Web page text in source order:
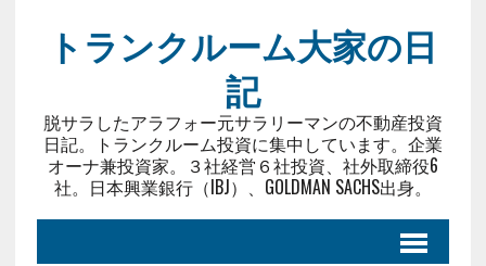
トランクルーム大家の日
記
脱サラしたアラフォー元サラリーマンの不動産投資
日記。トランクルーム投資に集中しています。企業
オーナ兼投資家。３社経営６社投資、社外取締役6
社。日本興業銀行（IBJ）、GOLDMAN SACHS出身。